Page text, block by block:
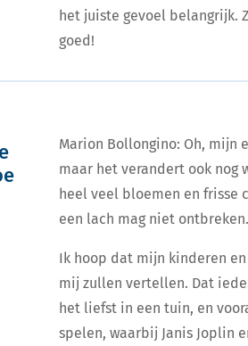
het juiste gevoel belangrijk.
goed!
Marion Bollongino: Oh, mijn
maar het verandert ook nog
heel veel bloemen en frisse
een lach mag niet ontbreken.
Ik hoop dat mijn kinderen
mij zullen vertellen. Dat
het liefst in een tuin, en
spelen, waarbij Janis Joplin